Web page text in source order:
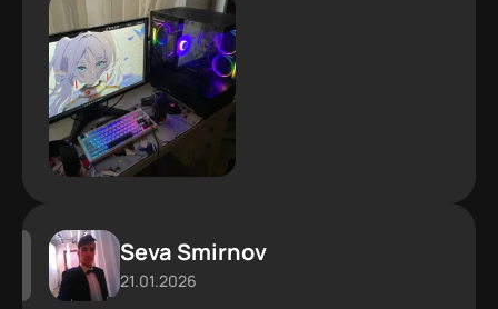
Seva Smirnov
21.01.2026